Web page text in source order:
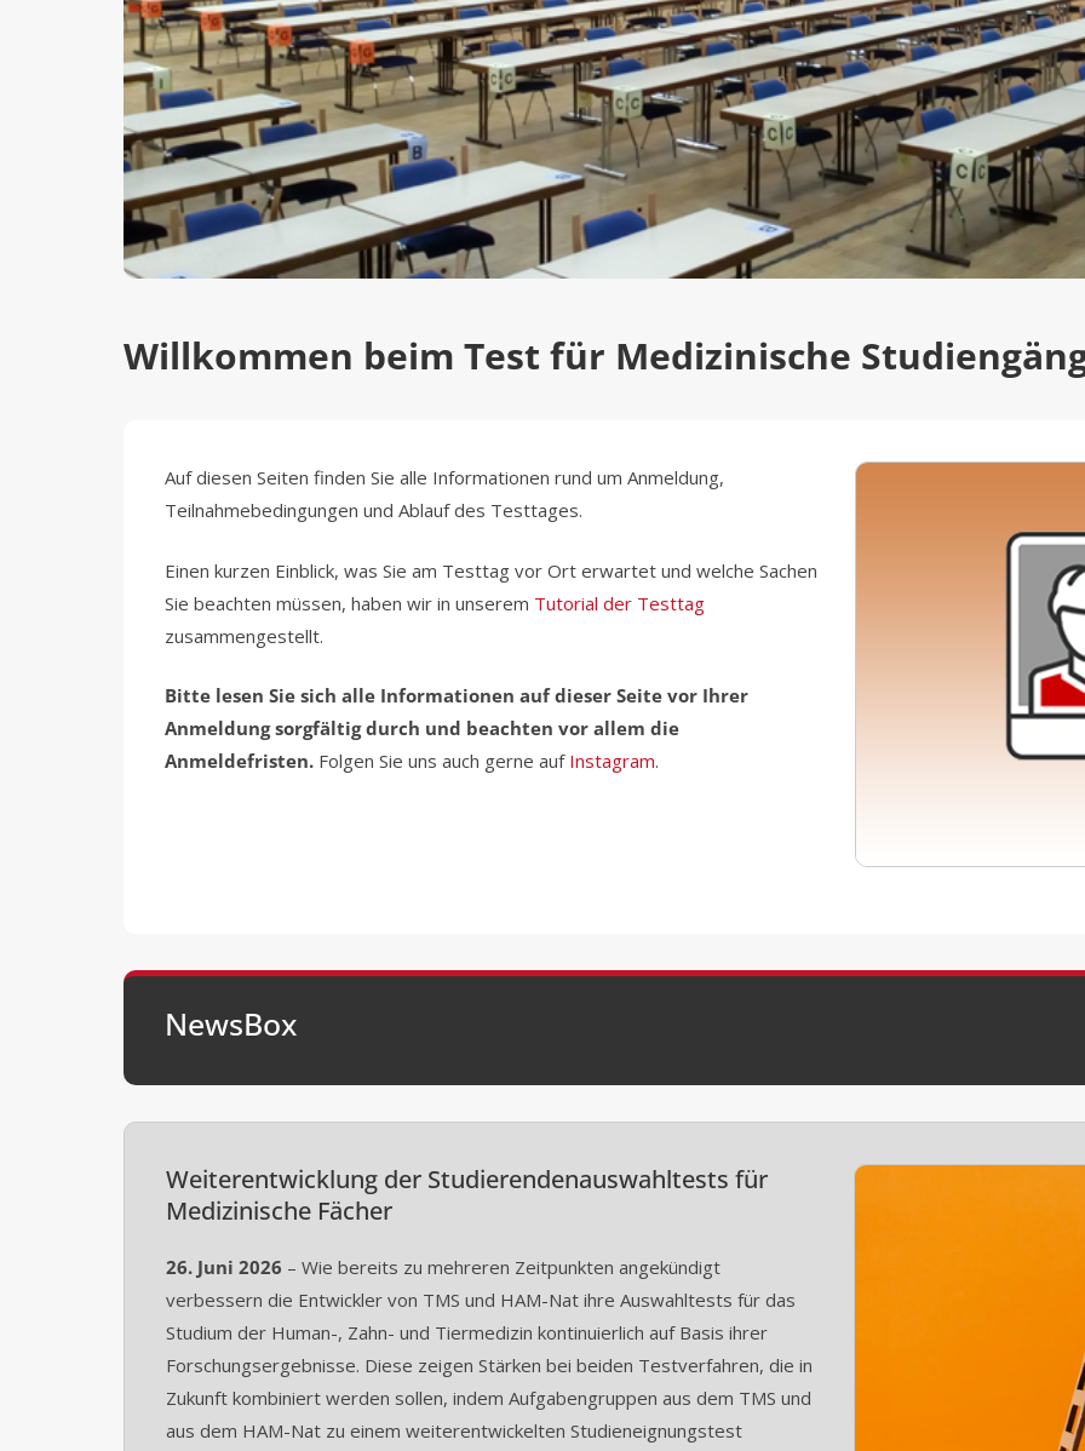
Willkommen beim Test für Medizinische
Auf diesen Seiten finden Sie alle Informationen rund um Anmeldung,
Teilnahmebedingungen und Ablauf des Testtages.
Einen kurzen Einblick, was Sie am Testtag vor Ort erwartet und welche Sachen
Sie beachten müssen, haben wir in unserem Tutorial der Testtag
zusammengestellt.
Bitte lesen Sie sich alle Informationen auf dieser Seite vor Ihrer
Anmeldung sorgfältig durch und beachten vor allem die
Anmeldefristen. Folgen Sie uns auch gerne auf Instagram.
NewsBox
Weiterentwicklung der Studierendenauswahltests für
Medizinische Fächer
26. Juni 2026 – Wie bereits zu mehreren Zeitpunkten angekündigt
verbessern die Entwickler von TMS und HAM-Nat ihre Auswahltests für das
Studium der Human-, Zahn- und Tiermedizin kontinuierlich auf Basis ihrer
Forschungsergebnisse. Diese zeigen Stärken bei beiden Testverfahren, die in
Zukunft kombiniert werden sollen, indem Aufgabengruppen aus dem TMS und
aus dem HAM-Nat zu einem weiterentwickelten Studieneignungstest